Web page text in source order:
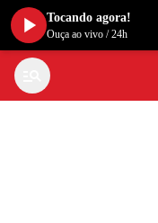
Tocando agora!
Ouça ao vivo /24h